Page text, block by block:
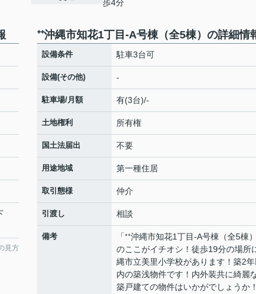
歩4分
見方
⁺⁺沖縄市知花1丁目-A号棟（全5棟）の詳細情
設備条件 駐車3台可
設備(その他) -
駐車場/月額 有(3台)/-
土地権利 所有権
国土法届出 不要
用途地域 第一種住居
取引態様 仲介
引渡し 相談
備考
「⁺⁺沖縄市知花1丁目-A号棟（全5棟）
のここがイチオシ！徒歩19分の場所
縄市立美里小学校があります！築2年
内の築浅物件です！内外装共に綺麗
築戸建ての物件はいかがでしょうか